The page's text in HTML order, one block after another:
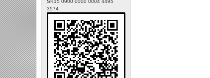
SK15 0900 0000 0004 4495
3574